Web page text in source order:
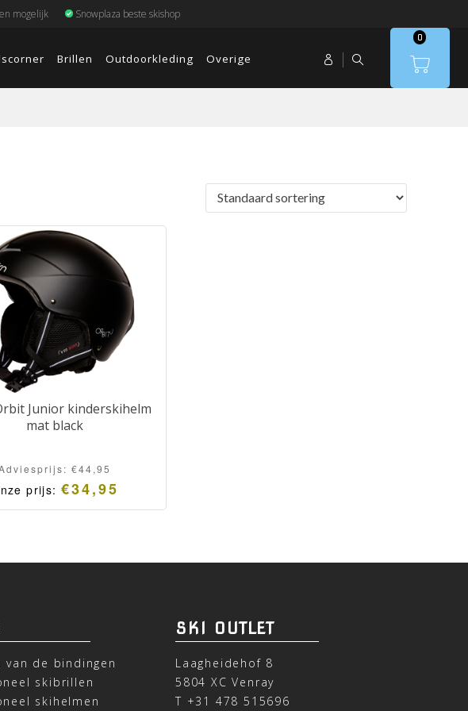
mogelijk Snowplaza beste skishop
Brillen Outdoorkleding Overige
0
Junior kinderskihelm
mat black
€44,95
prijs:€34,95
van de bindingen
skibrillen
skihelmen
SKI OUTLET
Laagheidehof 8
5804 XC Venray
T +31 478 515696